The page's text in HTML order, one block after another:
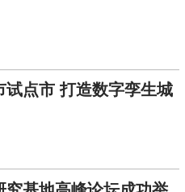
点市 打造数字孪生城